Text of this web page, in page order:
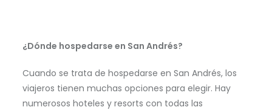
¿Dónde hospedarse en San Andrés?
Cuando se trata de hospedarse en San Andrés, los
viajeros tienen muchas opciones para elegir. Hay
numerosos hoteles y resorts con todas las